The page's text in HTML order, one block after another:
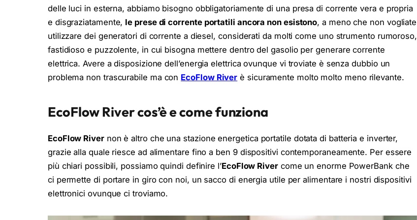
delle luci in esterna, abbiamo bisogno obbligatoriamente di una presa di corrente vera e propria
e disgraziatamente, le prese di corrente portatili ancora non esistono, a meno che non vogliate
utilizzare dei generatori di corrente a diesel, considerati da molti come uno strumento rumoroso,
fastidioso e puzzolente, in cui bisogna mettere dentro del gasolio per generare corrente
elettrica. Avere a disposizione dell’energia elettrica ovunque vi troviate è senza dubbio un
problema non trascurabile ma con EcoFlow River è sicuramente molto molto meno rilevante.
EcoFlow River cos’è e come funziona
EcoFlow Rivernon è altro che una stazione energetica portatile dotata di batteria e inverter,
grazie alla quale riesce ad alimentare fino a ben 9 dispositivi contemporaneamente. Per essere
più chiari possibili, possiamo quindi definire l’EcoFlow Rivercome un enorme PowerBank che
ci permette di portare in giro con noi, un sacco di energia utile per alimentare i nostri dispositivi
elettronici ovunque ci troviamo.